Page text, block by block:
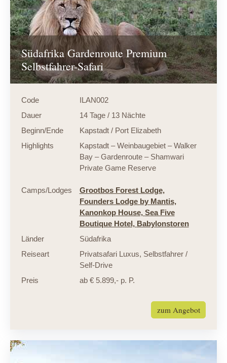
Südafrika Gardenroute Premium
Selbstfahrer-Safari
Code
ILAN002
Dauer
14 Tage / 13 Nächte
Beginn/Ende
Kapstadt / Port Elizabeth
Highlights
Kapstadt – Weinbaugebiet – Walker
Bay – Gardenroute – Shamwari
Private Game Reserve
Camps/Lodges
Grootbos Forest Lodge,
Founders Lodge by Mantis,
Kanonkop House, Sea Five
Boutique Hotel, Babylonstoren
Länder
Südafrika
Reiseart
Privatsafari Luxus, Selbstfahrer /
Self-Drive
Preis
ab € 5.899,- p. P.
zum Angebot